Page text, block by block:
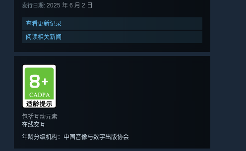
发行日期: 2025 年 6 月 2 日
查看更新记录
阅读相关新闻
包括互动元素
在线交互
年龄分级机构：中国音像与数字出版协会